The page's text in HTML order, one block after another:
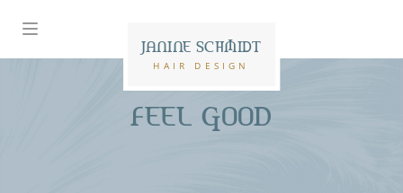
JANINE SCHMIDT
HAIR DESIGN
FEEL GOOD